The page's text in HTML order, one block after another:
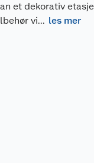
et dekorativ
vi... les mer